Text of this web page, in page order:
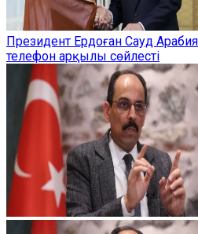
Президент Ердоған Сауд
телефон арқылы сөйлесті